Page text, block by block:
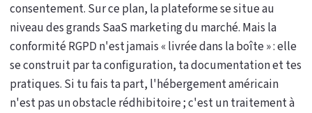
consentement. Sur ce plan, la plateforme se situe au
niveau des grands SaaS marketing du marché. Mais la
conformité RGPD n'est jamais « livrée dans la boîte » : elle
se construit par ta configuration, ta documentation et tes
pratiques. Si tu fais ta part, l'hébergement américain
n'est pas un obstacle rédhibitoire ; c'est un traitement à